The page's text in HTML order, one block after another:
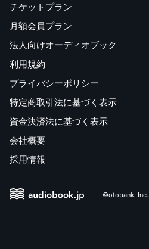
チケットプラン
月額会員プラン
法人向けオーディオブック
利用規約
プライバシーポリシー
特定商取引法に基づく表示
資金決済法に基づく表示
会社概要
採用情報
©otobank, Inc.